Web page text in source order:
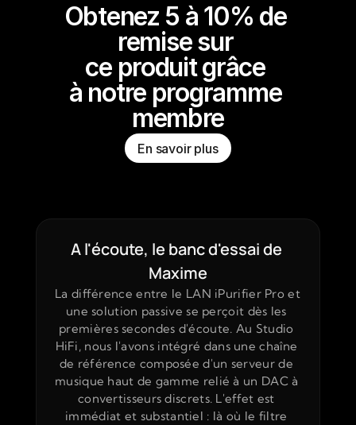
La différence entre le LAN iPurifier Pro et
une solution passive se perçoit dès les
premières secondes d'écoute. Au Studio
HiFi, nous l'avons intégré dans une chaîne
de référence composée d'un serveur de
musique haut de gamme relié à un DAC à
convertisseurs discrets. L'effet est
immédiat et substantiel : là où le filtre
A l'écoute, le banc d'essai de
Maxime
Obtenez 5 à 10% de
remise sur
ce produit grâce
à notre programme
membre
En savoir plus